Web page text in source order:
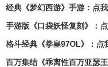
经典《梦幻西游》手游： 点
手游版《口袋妖怪复刻》：
格斗经典《拳皇97OL》： 点
百万集结《乖离性百万亚瑟王